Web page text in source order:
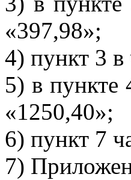
«397,98»;
4) пункт 3
5) в пункте
«1250,40»;
6) пункт 7
7)